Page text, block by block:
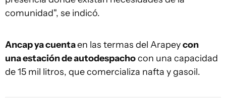
comunidad", se indicó.
Ancap ya cuentaen las termas del Arapeycon
una estación de autodespachocon una capacidad
de 15 mil litros, que comercializa nafta y gasoil.